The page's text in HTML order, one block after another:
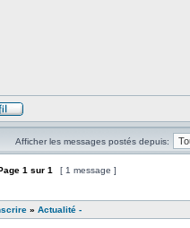
Afficher les messages postés depuis:
1 sur 1 [ 1 message ]
» Actualité -